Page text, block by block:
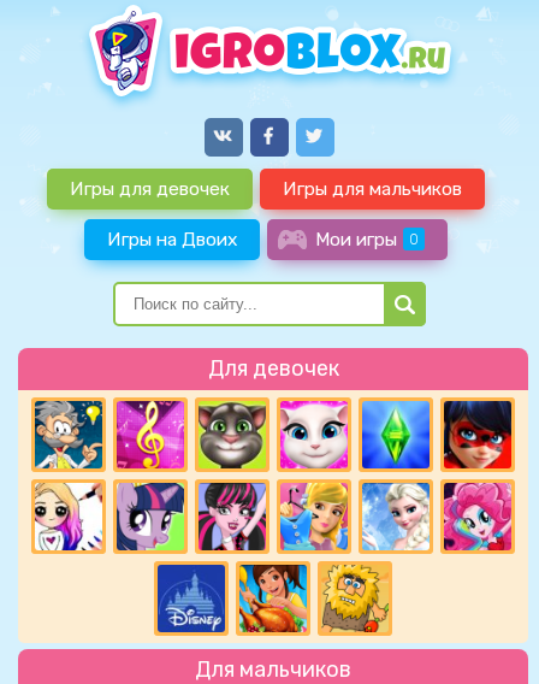
Игры для девочек Игры для мальчиков
Игры на Двоих Мои игры 0
Для девочек
Для мальчиков